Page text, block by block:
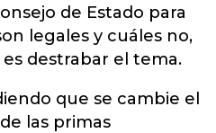
de Estado para
legales y cuáles no,
destrabar el tema.
que se cambie el
las primas